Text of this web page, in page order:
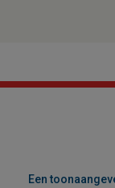
Een